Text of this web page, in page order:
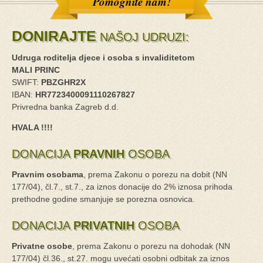
DONIRAJTENAŠOJ UDRUZI:
Udruga roditelja djece i osoba s invaliditetom
MALI PRINC
SWIFT: PBZGHR2X
IBAN: HR7723400091110267827
Privredna banka Zagreb d.d.
HVALA !!!!
DONACIJA PRAVNIH OSOBA
Pravnim osobama , prema Zakonu o porezu na dobit (NN
177/04), čl.7., st.7., za iznos donacije do 2% iznosa prihoda
prethodne godine smanjuje se porezna osnovica.
DONACIJA PRIVATNIH OSOBA
Privatne osobe , prema Zakonu o porezu na dohodak (NN
177/04) čl.36., st.27. mogu uvećati osobni odbitak za iznos